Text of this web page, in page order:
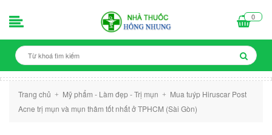
0
Trang chủ + Mỹ phẩm - Làm đẹp - Trị mụn +
Mua tuýp Hiruscar Post
Acne trị mụn và mụn thâm tốt nhất ở TPHCM (Sài Gòn)